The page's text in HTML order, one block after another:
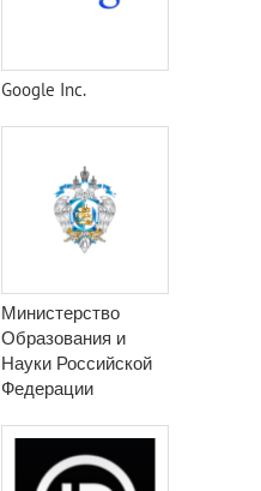
Google Inc.
Министерство
Образования и
Науки Российской
Федерации